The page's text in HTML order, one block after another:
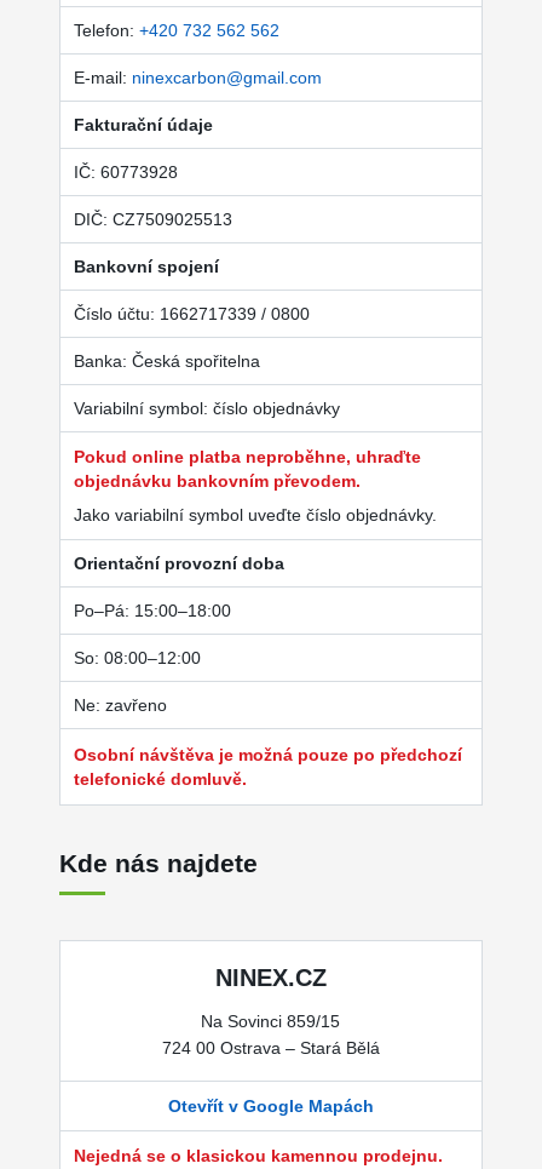
Telefon: +420 732 562 562
E-mail: ninexcarbon@gmail.com
Fakturační údaje
IČ: 60773928
DIČ: CZ7509025513
Bankovní spojení
Číslo účtu: 1662717339 / 0800
Banka: Česká spořitelna
Variabilní symbol: číslo objednávky
Pokud online platba neproběhne, uhraďte
objednávku bankovním převodem.
Jako variabilní symbol uveďte číslo objednávky.
Orientační provozní doba
Po–Pá: 15:00–18:00
So: 08:00–12:00
Ne: zavřeno
Osobní návštěva je možná pouze po předchozí
telefonické domluvě.
Kde nás najdete
NINEX.CZ
Na Sovinci 859/15
724 00 Ostrava – Stará Bělá
Otevřít v Google Mapách
Nejedná se o klasickou kamennou prodejnu.